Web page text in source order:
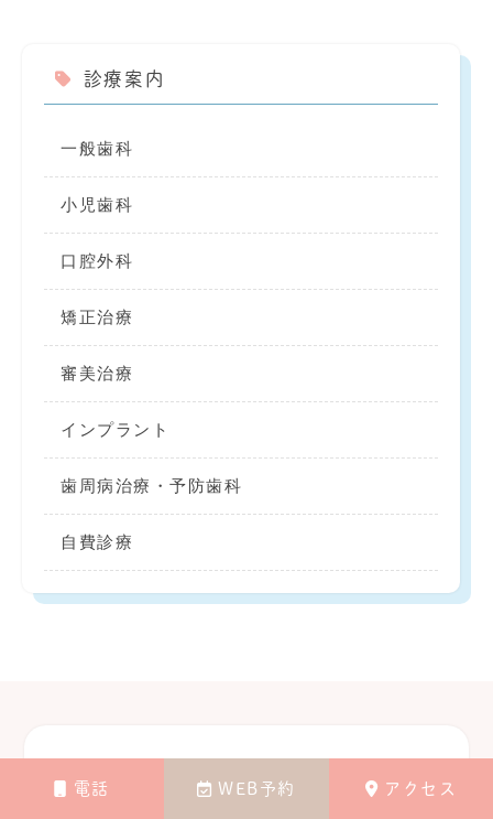
電話 WEB予約 アクセス
診療案内
一般歯科
小児歯科
口腔外科
矯正治療
審美治療
インプラント
歯周病治療・予防歯科
自費診療